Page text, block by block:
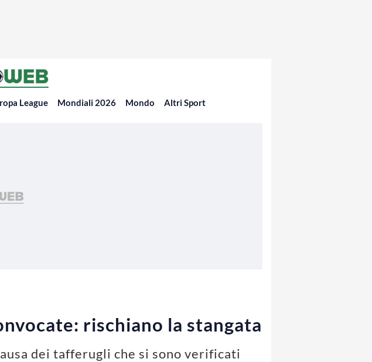
League Mondiali 2026 Mondo Altri Sport
rischiano la stangata
dei tafferugli che si sono verificati